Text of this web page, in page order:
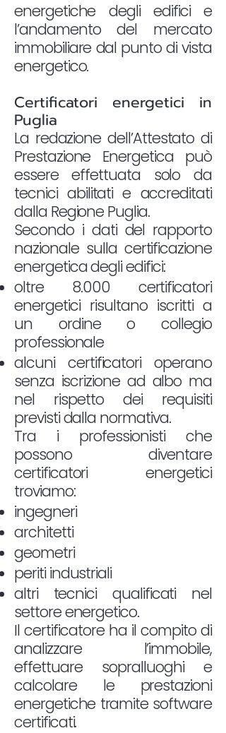
energetiche degli edifici e
l’andamento del mercato
immobiliare dal punto di vista
energetico.
Certificatori energetici in
Puglia
La redazione dell’Attestato di
Prestazione Energetica può
essere effettuata solo da
tecnici abilitati e accreditati
dalla Regione Puglia.
Secondo i dati del rapporto
nazionale sulla certificazione
energetica degli edifici:
oltre 8.000 certificatori
energetici risultano iscritti a
un ordine o collegio
professionale
alcuni certificatori operano
senza iscrizione ad albo ma
nel rispetto dei requisiti
previsti dalla normativa.
Tra i professionisti che
possono diventare
certificatori energetici
troviamo:
ingegneri
architetti
geometri
periti industriali
altri tecnici qualificati nel
settore energetico.
Il certificatore ha il compito di
analizzare l’immobile,
effettuare sopralluoghi e
calcolare le prestazioni
energetiche tramite software
certificati.